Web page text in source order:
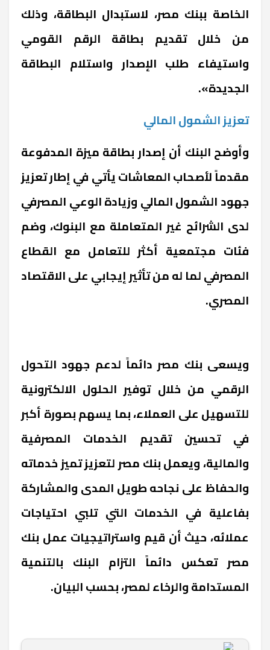
الخاصة ببنك مصر، لاستبدال البطاقة، وذلك
من خلال تقديم بطاقة الرقم القومي
واستيفاء طلب الإصدار واستلام البطاقة
الجديدة».
تعزيز الشمول المالي
وأوضح البنك أن إصدار بطاقة ميزة المدفوعة
مقدماً لأصحاب المعاشات يأتي في إطار تعزيز
جهود الشمول المالي وزيادة الوعي المصرفي
لدى الشرائح غير المتعاملة مع البنوك، وضم
فئات مجتمعية أكثر للتعامل مع القطاع
المصرفي لما له من تأثير إيجابي على الاقتصاد
المصري.
ويسعى بنك مصر دائماً لدعم جهود التحول
الرقمي من خلال توفير الحلول الالكترونية
للتسهيل على العملاء، بما يسهم بصورة أكبر
في تحسين تقديم الخدمات المصرفية
والمالية، ويعمل بنك مصر لتعزيز تميز خدماته
والحفاظ على نجاحه طويل المدى والمشاركة
بفاعلية في الخدمات التي تلبي احتياجات
عملائه، حيث أن قيم واستراتيجيات عمل بنك
مصر تعكس دائماً التزام البنك بالتنمية
المستدامة والرخاء لمصر، بحسب البيان.